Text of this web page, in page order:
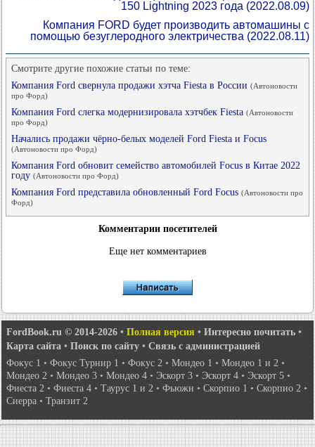
150 Lightning 2023 года (2022.08.09)
Компания FORD будет производить автомашины с
помощью безуглеродного электричества (2022.08.11)
Смотрите другие похожие статьи по теме:
Компания Ford свернула продажи хэтча Fiesta в России (Автоновости
про Форд)
Компания Ford слегка модернизировала хэтчбек Fiesta (Автоновости
про Форд)
Начались продажи чёрно-белых моделей Ford Fiesta и Focus
(Автоновости про Форд)
Компания Ford обновит семейство автомобилей Focus в Китае 2022
году (Автоновости про Форд)
Компания Ford представила обновленный Ford Focus (Автоновости про
Форд)
Комментарии посетителей
Еще нет комментариев
FordBook.ru © 2014-2026 • Полная версия • Интересно почитать •
Карта сайта • Поиск по сайту • Связь с администрацией
Фокус 1 • Фокус Турнир 1 • Фокус 2 • Мондео 1 • Мондео 1 и 2 •
Мондео 2 • Мондео 3 • Мондео 4 • Эскорт 3 • Эскорт 4 • Эскорт 5 •
Фиеста 2 • Фиеста 4 • Таурус 1 и 2 • Фьюжн • Скорпио 1 • Скорпио 2 •
Сиерра • Транзит 2